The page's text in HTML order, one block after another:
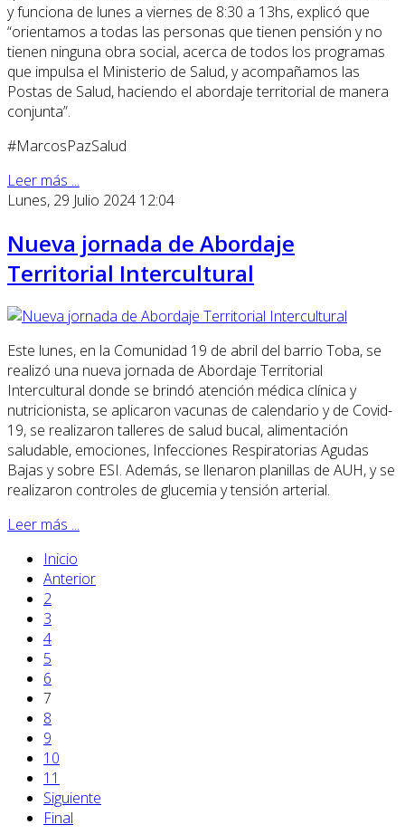
y funciona de lunes a viernes de 8:30 a 13hs, explicó que
“orientamos a todas las personas que tienen pensión y no
tienen ninguna obra social, acerca de todos los programas
que impulsa el Ministerio de Salud, y acompañamos las
Postas de Salud, haciendo el abordaje territorial de manera
conjunta”.
#MarcosPazSalud
Leer más ...
Lunes, 29 Julio 2024 12:04
Nueva jornada de Abordaje
Territorial Intercultural
Este lunes, en la Comunidad 19 de abril del barrio Toba, se
realizó una nueva jornada de Abordaje Territorial
Intercultural donde se brindó atención médica clínica y
nutricionista, se aplicaron vacunas de calendario y de Covid-
19, se realizaron talleres de salud bucal, alimentación
saludable, emociones, Infecciones Respiratorias Agudas
Bajas y sobre ESI. Además, se llenaron planillas de AUH, y se
realizaron controles de glucemia y tensión arterial.
Leer más ...
Inicio
Anterior
2
3
4
5
6
7
8
9
10
11
Siguiente
Final